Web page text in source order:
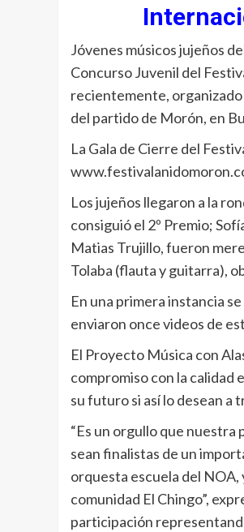
Jóvenes músicos jujeños
Concurso Juvenil del
recientemente, organizado
del partido de Morón, en
La Gala de Cierre del
Los jujeños llegaron a la
consiguió el 2º Premio;
Matias Trujillo, fueron
Tolaba (flauta y guitarra),
En una primera instancia
enviaron once videos de
El Proyecto Música con
compromiso con la calidad
su futuro si así lo desean a
“Es un orgullo que
sean finalistas de un
orquesta escuela del NOA,
comunidad El Chingo”,
participación